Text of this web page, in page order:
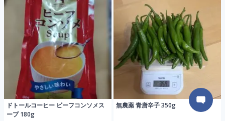
ドトールコーヒー ビーフコンソメス
ープ 180g
無農薬 青唐辛子 350g